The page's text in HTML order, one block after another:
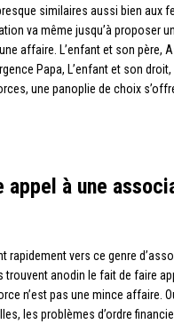
similaires aussi bien aux
va même jusqu’à proposer
affaire. L’enfant et son père,
Papa, L’enfant et son
une panoplie de choix
appel à une
rapidement vers ce genre
trouvent anodin le fait de faire
n’est pas une mince affaire.
les problèmes d’ordre